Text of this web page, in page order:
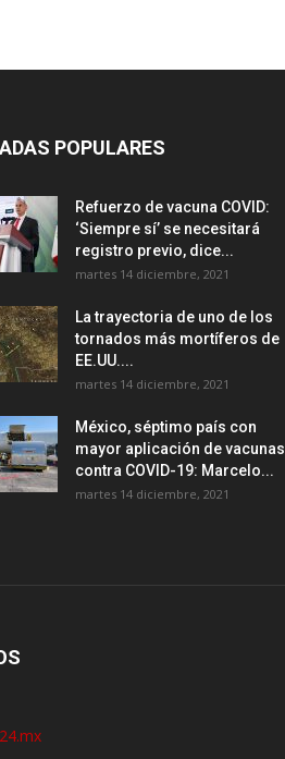
POPULARES
Refuerzo de vacuna COVID:
‘Siempre sí’ se necesitará
registro previo, dice...
martes 14 diciembre, 2021
La trayectoria de uno de los
tornados más mortíferos de
EE.UU....
martes 14 diciembre, 2021
México, séptimo país con
mayor aplicación de vacunas
contra COVID-19: Marcelo...
martes 14 diciembre, 2021